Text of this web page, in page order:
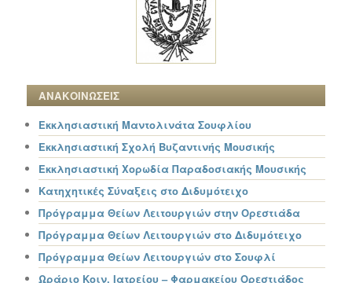
ΑΝΑΚΟΙΝΩΣΕΙΣ
Εκκλησιαστική Μαντολινάτα Σουφλίου
Εκκλησιαστική Σχολή Βυζαντινής Μουσικής
Εκκλησιαστική Χορωδία Παραδοσιακής Μουσικής
Κατηχητικές Σύναξεις στο Διδυμότειχο
Πρόγραμμα Θείων Λειτουργιών στην Ορεστιάδα
Πρόγραμμα Θείων Λειτουργιών στο Διδυμότειχο
Πρόγραμμα Θείων Λειτουργιών στο Σουφλί
Ωράριο Κοιν. Ιατρείου – Φαρμακείου Ορεστιάδος